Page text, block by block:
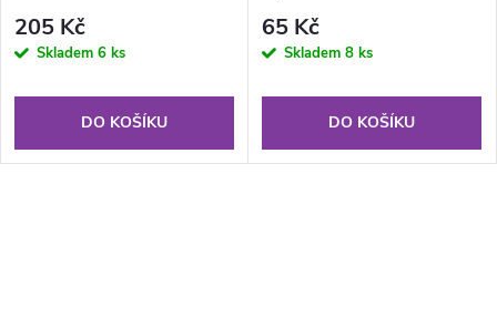
205 Kč
Skladem 6 ks
DO KOŠÍKU
65 Kč
Skladem 8 ks
DO KOŠÍKU